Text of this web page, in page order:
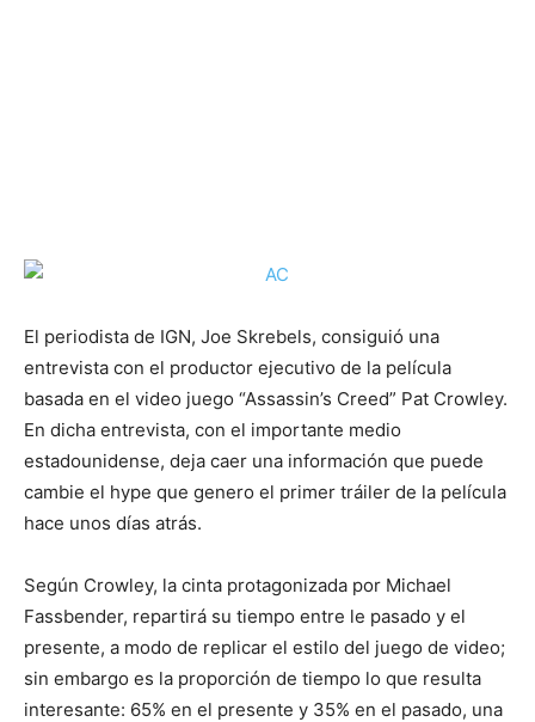
El periodista de IGN, Joe Skrebels, consiguió una
entrevista con el productor ejecutivo de la película
basada en el video juego “Assassin’s Creed” Pat Crowley.
En dicha entrevista, con el importante medio
estadounidense, deja caer una información que puede
cambie el hype que genero el primer tráiler de la película
hace unos días atrás.
Según Crowley, la cinta protagonizada por Michael
Fassbender, repartirá su tiempo entre le pasado y el
presente, a modo de replicar el estilo del juego de video;
sin embargo es la proporción de tiempo lo que resulta
interesante: 65% en el presente y 35% en el pasado, una